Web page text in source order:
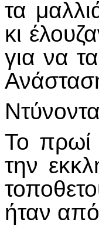
τα
κι
για να
Το πρωί
την
ήταν